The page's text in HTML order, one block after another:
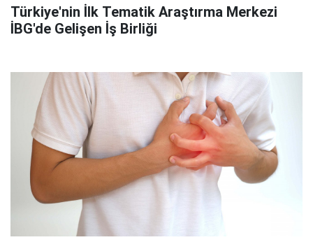
Türkiye'nin İlk Tematik Araştırma Merkezi
İBG'de Gelişen İş Birliği